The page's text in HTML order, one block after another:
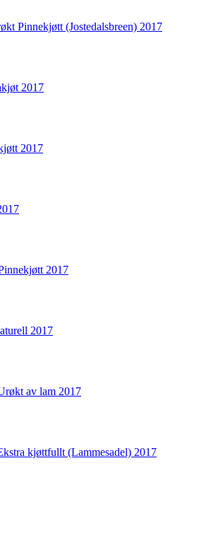
Pinnekjøtt (Jostedalsbreen) 2017
2017
2017
2017
2017
av lam 2017
kjøttfullt (Lammesadel) 2017